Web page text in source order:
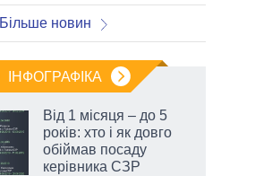
Більше новин
ІНФОГРАФІКА
Від 1 місяця – до 5
років: хто і як довго
обіймав посаду
керівника СЗР